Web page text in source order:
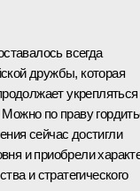
всегда
дружбы, которая
укрепляться
по праву
сейчас достигли
и приобрели
и стратегического